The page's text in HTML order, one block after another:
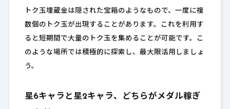
トク玉埋蔵金は隠された宝箱のようなもので、一度に複
数個のトク玉が出現することがあります。これを利用す
ると短期間で大量のトク玉を集めることが可能です。こ
のような場所では積極的に探索し、最大限活用しましょ
う。
星6キャラと星2キャラ、どちらがメダル稼ぎ